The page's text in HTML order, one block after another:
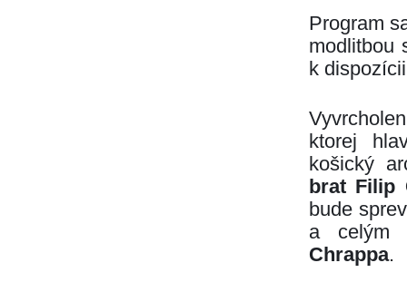
Program
modlitbou
k
ktorej
košický
brat Filip
bude
a celým
Chrappa.